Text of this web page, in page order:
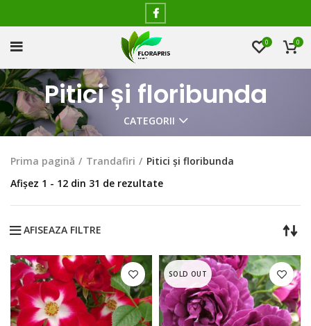
0 0
Pitici și floribunda
CATEGORII
Prima pagină Trandafiri
Pitici și floribunda
Afișez 1 - 12 din 31 de rezultate
AFISEAZA FILTRE
SOLD OUT